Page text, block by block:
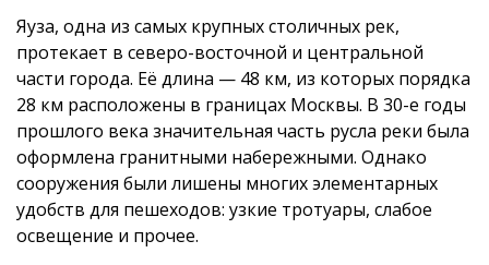
Яуза, одна из самых крупных столичных рек,
протекает в северо-восточной и центральной
части города. Её длина — 48 км, из которых порядка
28 км расположены в границах Москвы. В 30-е годы
прошлого века значительная часть русла реки была
оформлена гранитными набережными. Однако
сооружения были лишены многих элементарных
удобств для пешеходов: узкие тротуары, слабое
освещение и прочее.